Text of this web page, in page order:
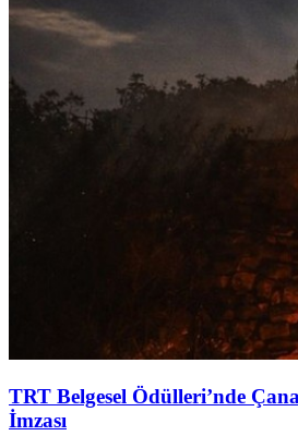
TRT Belgesel Ödülleri’nde
İmzası